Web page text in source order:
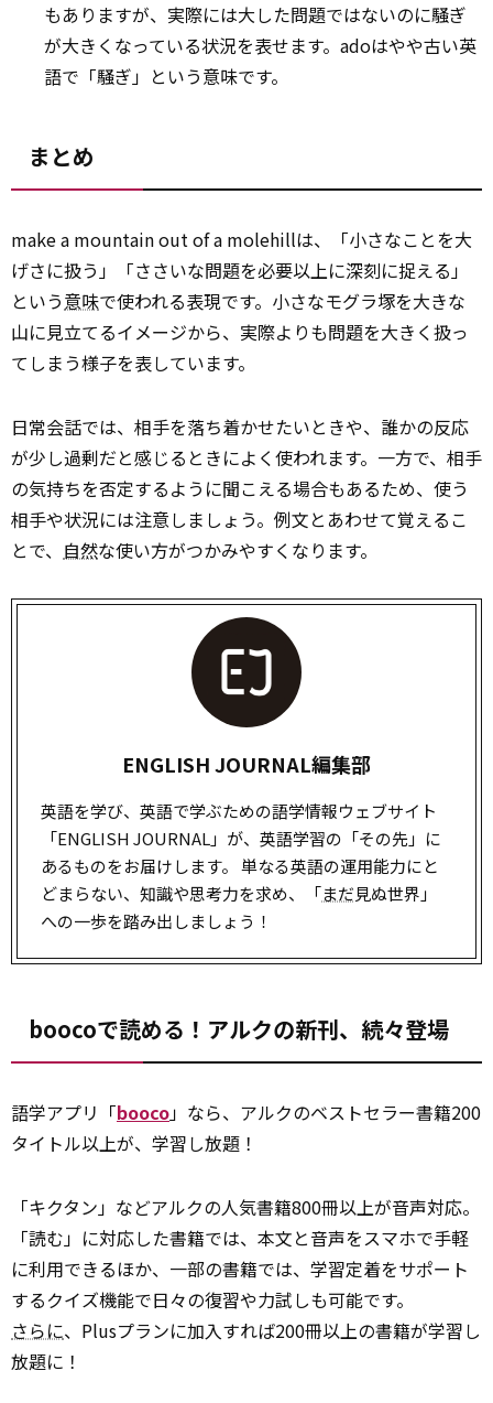
もありますが、実際には大した問題ではないのに騒ぎ
が大きくなっている状況を表せます。adoはやや古い英
語で「騒ぎ」という意味です。
まとめ
make a mountain out of a molehillは、「小さなことを大
げさに扱う」「ささいな問題を必要以上に深刻に捉える」
という意味で使われる表現です。小さなモグラ塚を大きな
山に見立てるイメージから、実際よりも問題を大きく扱っ
てしまう様子を表しています。
日常会話では、相手を落ち着かせたいときや、誰かの反応
が少し過剰だと感じるときによく使われます。一方で、相手
の気持ちを否定するように聞こえる場合もあるため、使う
相手や状況には注意しましょう。例文とあわせて覚えるこ
とで、 自然な使い方がつかみやすくなります。
ENGLISH JOURNAL編集部
英語を学び、英語で学ぶための語学情報ウェブサイト
「ENGLISH JOURNAL」が、英語学習の「その先」に
あるものをお届けします。 単なる英語の運用能力にと
どまらない、知識や思考力を求め、「まだ見ぬ世界」
への一歩を踏み出しましょう！
boocoで読める！アルクの新刊、続々登場
語学アプリ「booco」なら、アルクのベストセラー書籍200
タイトル以上が、学習し放題！
「キクタン」などアルクの人気書籍800冊以上が音声対応。
「読む」に対応した書籍では、本文と音声をスマホで手軽
に利用できるほか、一部の書籍では、学習定着をサポート
するクイズ機能で日々の復習や力試しも可能です。
さらに、Plusプランに加入すれば200冊以上の書籍が学習し
放題に！